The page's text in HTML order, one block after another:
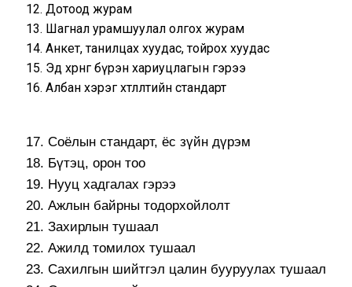
12. Дотоод журам
13. Шагнал урамшуулал олгох журам
14. Анкет, танилцах хуудас, тойрох хуудас
15. Эд хөрөнгө бүрэн хариуцлагын гэрээ
16. Албан хэрэг хөтлөлтийн стандарт
17. Соёлын стандарт, ёс зүйн дүрэм
18. Бүтэц, орон тоо
19. Нууц хадгалах гэрээ
20. Ажлын байрны тодорхойлолт
21. Захирлын тушаал
22. Ажилд томилох тушаал
23. Сахилгын шийтгэл цалин бууруулах тушаал